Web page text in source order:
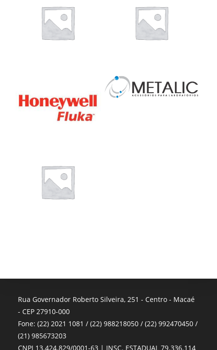
Rua Governador Roberto Silveira, 251 - Centro - Macaé
- CEP 27910-000
Fone: (22) 2021 1081 / (22) 988218050 / (22) 992470450 /
(21) 985673203
CNPJ 13.424.829/0001-63 | INSC. ESTADUAL 79.336.114